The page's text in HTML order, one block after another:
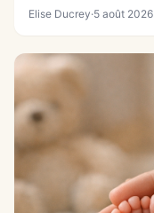
Elise Ducrey·5 août 2026